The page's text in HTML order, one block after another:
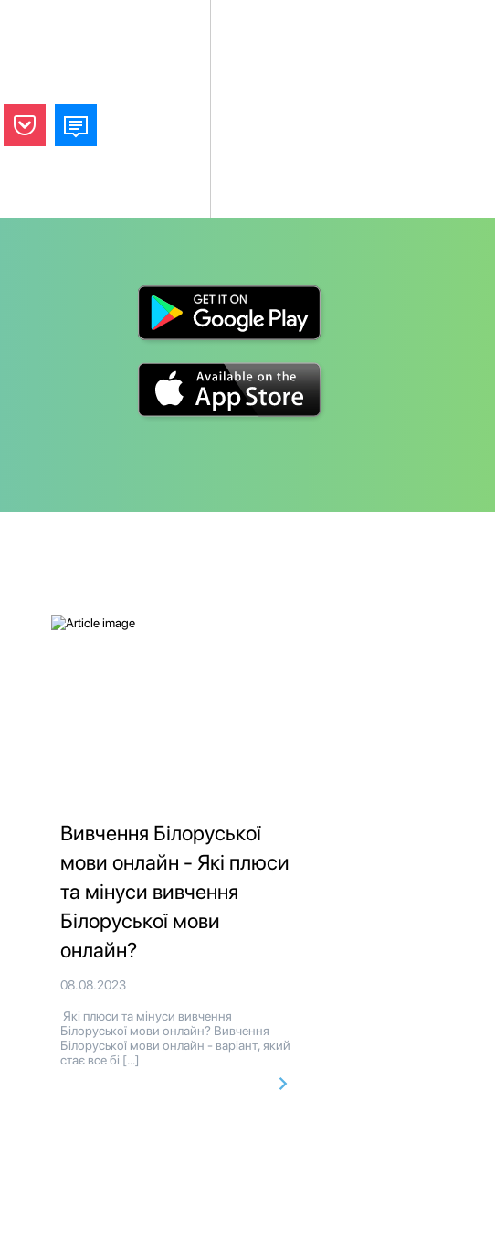
Вивчення Білоруської
мови онлайн - Які плюси
та мінуси вивчення
Білоруської мови
онлайн?
08.08.2023
Які плюси та мінуси вивчення
Білоруської мови онлайн? Вивчення
Білоруської мови онлайн - варіант, який
стає все бі […]